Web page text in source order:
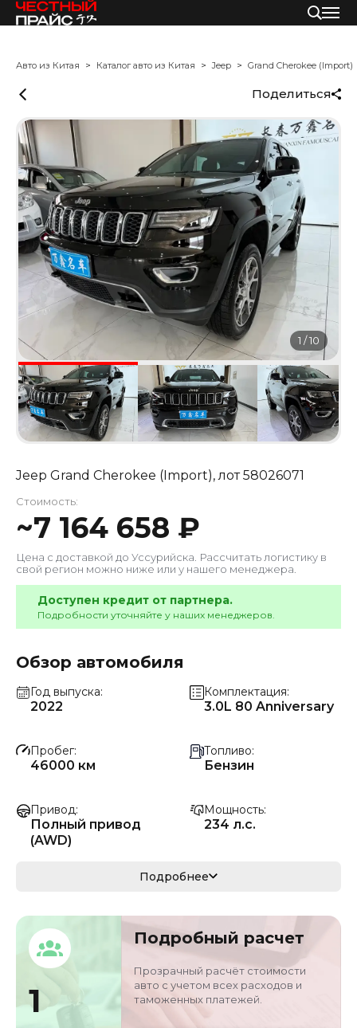
Авто из Китая Каталог авто из Китая Jeep Grand Cherokee (Import)
Поделиться
1 /10
Jeep Grand Cherokee (Import), лот58026071
Стоимость:
~7 164 658 ₽
Цена с доставкой до Уссурийска . Рассчитать логистику в
свой регион можно ниже или у нашего менеджера.
Доступен кредит от партнера.
Подробности уточняйте у наших менеджеров.
Обзор автомобиля
Год выпуска
2022
Комплектация
3.0L 80 Anniversary
Пробег
46000 км
Топливо
Бензин
Привод
Полный привод
(AWD)
Мощность
234 л.с.
172 кВ
Кузов
кроссовер/
внедорожник
1C4RJFB84MC7966
Объём двигателя
3 л
Цвет
Подробнее
1
Подробный расчет
Прозрачный расчёт стоимости
авто с учетом всех расходов и
таможенных платежей.